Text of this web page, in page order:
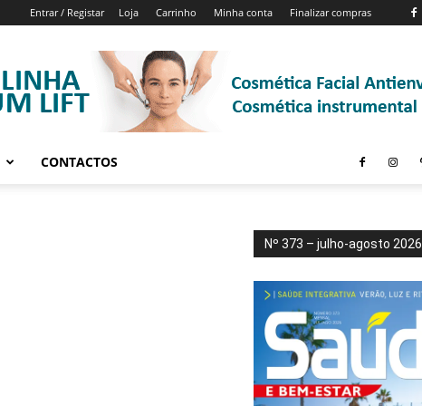
Entrar / Registar Loja Carrinho Minha conta Finalizar compras
CONTACTOS
Nº 373 – julho-agosto 2026